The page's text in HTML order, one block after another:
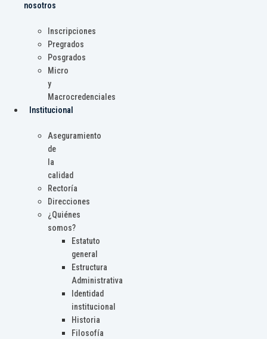
nosotros
Inscripciones
Pregrados
Posgrados
Micro
y
Macrocredenciales
Institucional
Aseguramiento
de
la
calidad
Rectoría
Direcciones
¿Quiénes
somos?
Estatuto
general
Estructura
Administrativa
Identidad
institucional
Historia
Filosofía